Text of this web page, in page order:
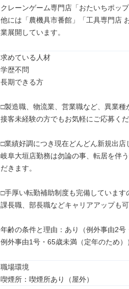
クレーンゲーム専門店「おたいちポッ
他には「農機具市番館」「工具専門店
業展開しています。
求めている人材
学歴不問
長期できる方
□製造職、物流業、営業職など、異業種
接客未経験の方でもお気軽にご応募くだ
□業績好調につき現在どんどん新規出店
岐阜大垣店勤務は勿論の事、転居を伴
だきます。
□手厚い転勤補助制度も完備していま
課長職、部長職などキャリアアップも可
年齢の条件と理由：あり（例外事由2号
例外事由1号・65歳未満（定年のため）
職場環境
喫煙所：喫煙所あり（屋外）